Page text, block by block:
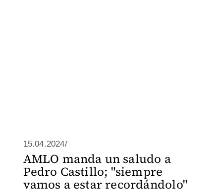
15.04.2024/
AMLO manda un saludo a
Pedro Castillo; "siempre
vamos a estar recordándolo"